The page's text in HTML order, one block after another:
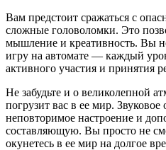
Вам предстоит сражаться с
сложные головоломки. Это
мышление и креативность. Вы
игру на автомате — каждый
активного участия и принятия
Не забудьте и о великолепной
погрузит вас в ее мир.
неповторимое настроение и
составляющую. Вы просто не
окунетесь в ее мир на долгое